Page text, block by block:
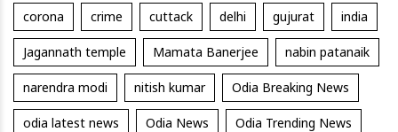
corona crime cuttack delhi gujurat india
Jagannath temple Mamata Banerjee nabin patanaik
narendra modi nitish kumar Odia Breaking News
odia latest news Odia News Odia Trending News